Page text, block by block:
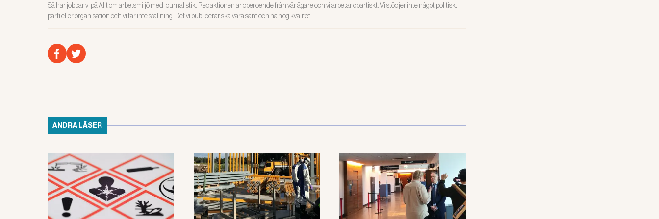
Så här jobbar vi på Allt om arbetsmiljö med journalistik. Redaktionen är oberoende från vår ägare och vi arbetar opartiskt. Vi stödjer inte något politiskt
parti eller organisation och vi tar inte ställning. Det vi publicerar ska vara sant och ha hög kvalitet.
ANDRA LÄSER